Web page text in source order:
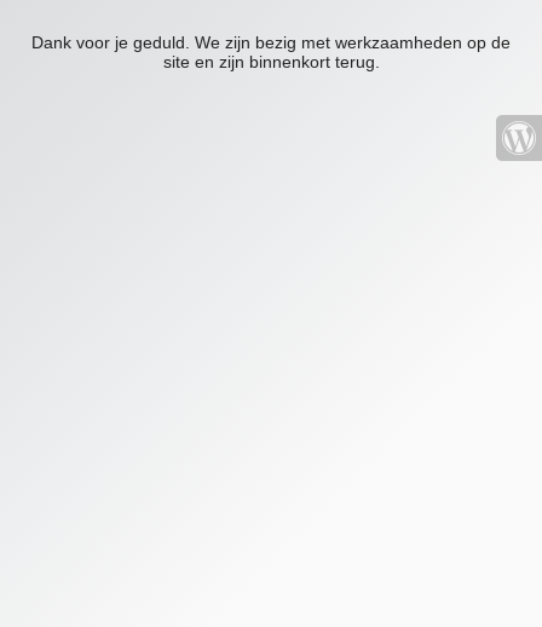
Dank voor je geduld. We zijn bezig met werkzaamheden op de
site en zijn binnenkort terug.